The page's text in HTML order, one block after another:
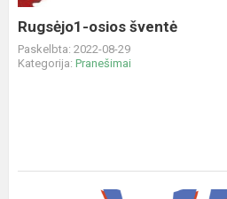
Rugsėjo1-osios šventė
Paskelbta: 2022-08-29
Kategorija: Pranešimai